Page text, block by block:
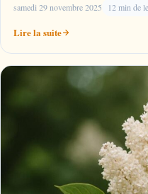
samedi 29 novembre 2025 12 min de
Lire la suite